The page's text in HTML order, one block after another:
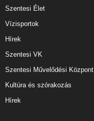
Szentesi Élet
Vízisportok
Hírek
Szentesi VK
Szentesi Művelődési Központ
Kultúra és szórakozás
Hírek